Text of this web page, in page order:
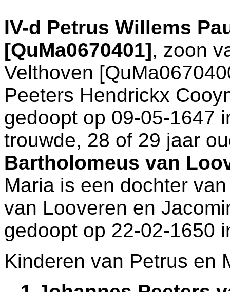
IV-d Petrus Willems
[QuMa0670401], zoon
Velthoven
Peeters Hendrickx
gedoopt op 09-05-1647
trouwde, 28 of 29 jaar
Bartholomeus van
Maria is een dochter
van Looveren en
gedoopt op 22-02-1650
Kinderen van Petrus en